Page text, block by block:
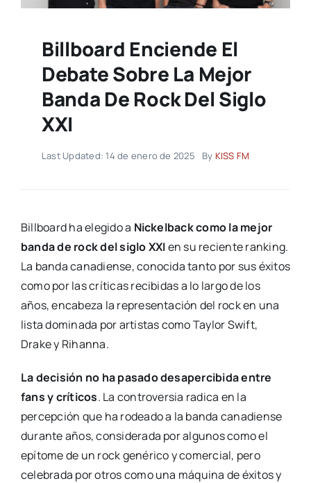
Billboard Enciende El
Debate Sobre La Mejor
Banda De Rock Del Siglo
XXI
Last Updated: 14 de enero de 2025 By KISS FM
Billboard ha elegido a Nickelback como la mejor
banda de rock del siglo XXIen su reciente ranking.
La banda canadiense, conocida tanto por sus éxitos
como por las críticas recibidas a lo largo de los
años, encabeza la representación del rock en una
lista dominada por artistas como Taylor Swift,
Drake y Rihanna.
La decisión no ha pasado desapercibida entre
fans y críticos. La controversia radica en la
percepción que ha rodeado a la banda canadiense
durante años, considerada por algunos como el
epítome de un rock genérico y comercial, pero
celebrada por otros como una máquina de éxitos y